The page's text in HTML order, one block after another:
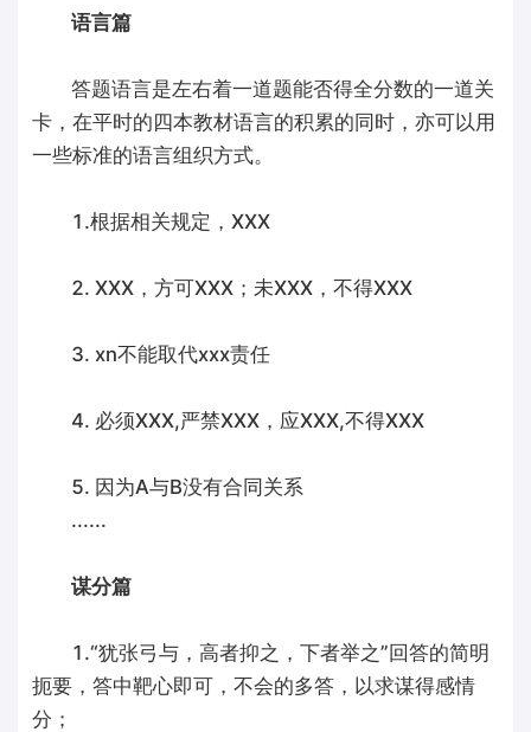
语言篇
答题语言是左右着一道题能否得全分数的一道关
卡，在平时的四本教材语言的积累的同时，亦可以用
一些标准的语言组织方式。
1.根据相关规定，XXX
2. XXX，方可XXX；未XXX，不得XXX
3. xn不能取代xxx责任
4. 必须XXX,严禁XXX，应XXX,不得XXX
5. 因为A与B没有合同关系
......
谋分篇
1.“犹张弓与，高者抑之，下者举之”回答的简明
扼要，答中靶心即可，不会的多答，以求谋得感情
分；